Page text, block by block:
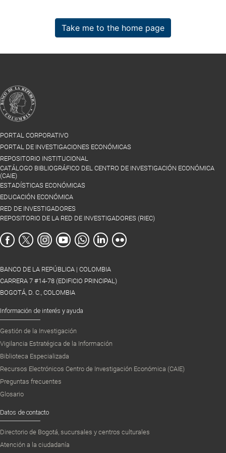
Take me to the home page
PORTAL CORPORATIVO
PORTAL DE INVESTIGACIONES ECONÓMICAS
REPOSITORIO INSTITUCIONAL
CATÁLOGO BIBLIOGRÁFICO DEL CENTRO DE INVESTIGACIÓN ECONÓMICA
(CAIE)
ESTADÍSTICAS ECONÓMICAS
EDUCACIÓN ECONÓMICA
RED DE INVESTIGADORES
REPOSITORIO DE LA RED DE INVESTIGADORES (RIEC)
BANCO DE LA REPÚBLICA | COLOMBIA
CARRERA 7 #14-78 (EDIFICIO PRINCIPAL)
BOGOTÁ, D. C., COLOMBIA
Información de interés y ayuda
Gestión de la Investigación
Vigilancia Estratégica de la Información
Biblioteca Especializada
Recursos Electrónicos Centro de Investigación Económica (CAIE)
Preguntas frecuentes
Glosario
Datos de contacto
Directorio de Bogotá, sucursales y centros culturales
Atención a la ciudadanía